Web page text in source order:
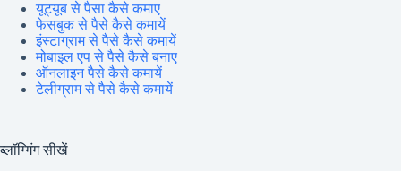
यूट्यूब से पैसा कैसे कमाए
फेसबुक से पैसे कैसे कमायें
इंस्टाग्राम से पैसे कैसे कमायें
मोबाइल एप से पैसे कैसे बनाए
ऑनलाइन पैसे कैसे कमायें
टेलीग्राम से पैसे कैसे कमायें
ब्लॉग्गिंग सीखें